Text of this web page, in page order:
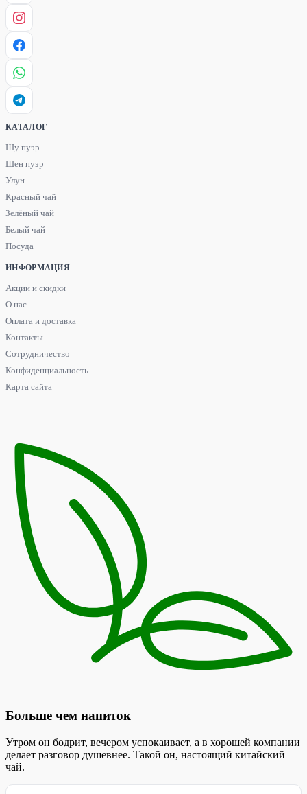
КАТАЛОГ
Шу пуэр
Шен пуэр
Улун
Красный чай
Зелёный чай
Белый чай
Посуда
ИНФОРМАЦИЯ
Акции и скидки
О нас
Оплата и доставка
Контакты
Сотрудничество
Конфиденциальность
Карта сайта
Больше чем напиток
Утром он бодрит, вечером успокаивает, а в хорошей компании
делает разговор душевнее. Такой он, настоящий китайский
чай.